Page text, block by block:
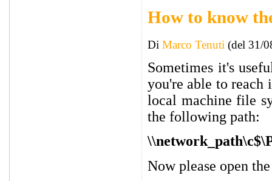
How to know
Di Marco Tenuti (del 31/
Sometimes it's
you're able to reach
local machine file
the following path:
Now please open